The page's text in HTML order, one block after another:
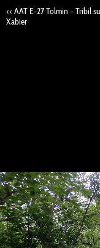
<< AAT E-27 Tolmin – Tribil
Xabier